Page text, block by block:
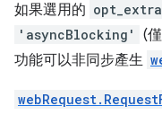
如果選用的
'asyncBlocking' (
功能可以非同步產生